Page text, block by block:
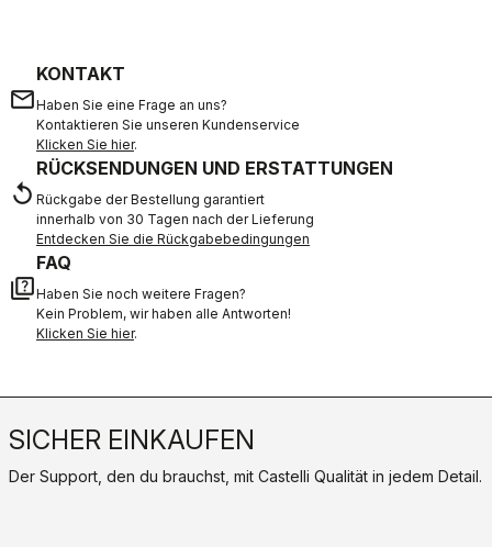
email
KONTAKT
Haben Sie eine Frage an uns?
Kontaktieren Sie unseren Kundenservice
Klicken Sie hier.
replay
RÜCKSENDUNGEN UND ERSTATTUNGEN
Rückgabe der Bestellung garantiert
innerhalb von 30 Tagen nach der Lieferung
Entdecken Sie die Rückgabebedingungen
quiz
FAQ
Haben Sie noch weitere Fragen?
Kein Problem, wir haben alle Antworten!
Klicken Sie hier.
SICHER EINKAUFEN
Der Support, den du brauchst, mit Castelli Qualität in jedem Detail.